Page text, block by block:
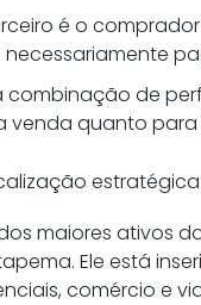
é o
necessariamente
combinação de
venda quanto
maiores ativos
Ele está
comércio e